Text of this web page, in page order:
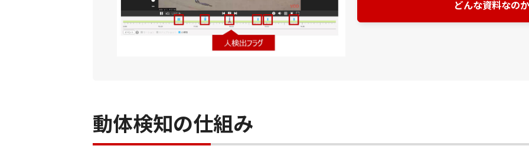
どんな資料なの
動体検知の仕組み